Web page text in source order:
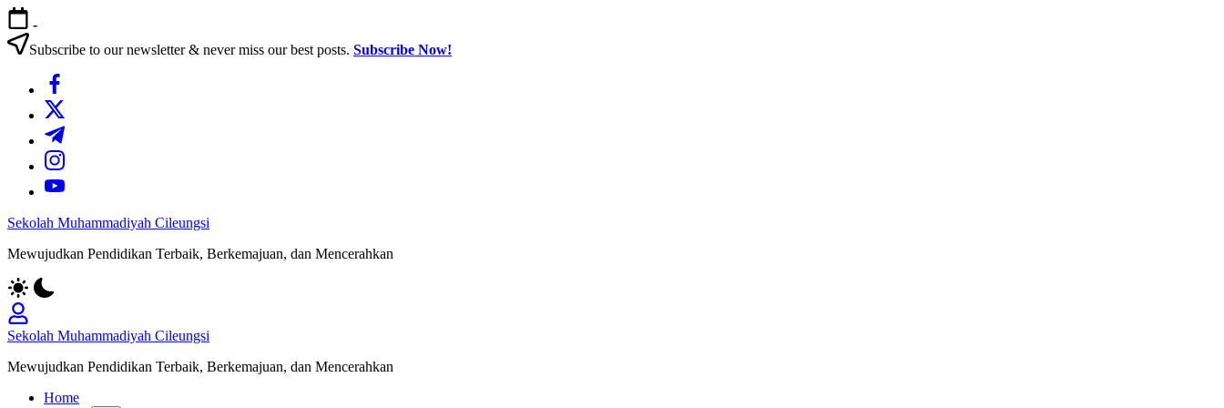
Skip
to
content
-
Subscribe to our newsletter & never miss our best posts. Subscribe Now!
https://www.facebook.com/
https://twitter.com/
https://t.me/
https://www.instagram.com/
https://youtube.com/
Sekolah Muhammadiyah Cileungsi
Mewujudkan Pendidikan Terbaik, Berkemajuan, dan Mencerahkan
Sekolah Muhammadiyah Cileungsi
Mewujudkan Pendidikan Terbaik, Berkemajuan, dan Mencerahkan
Home